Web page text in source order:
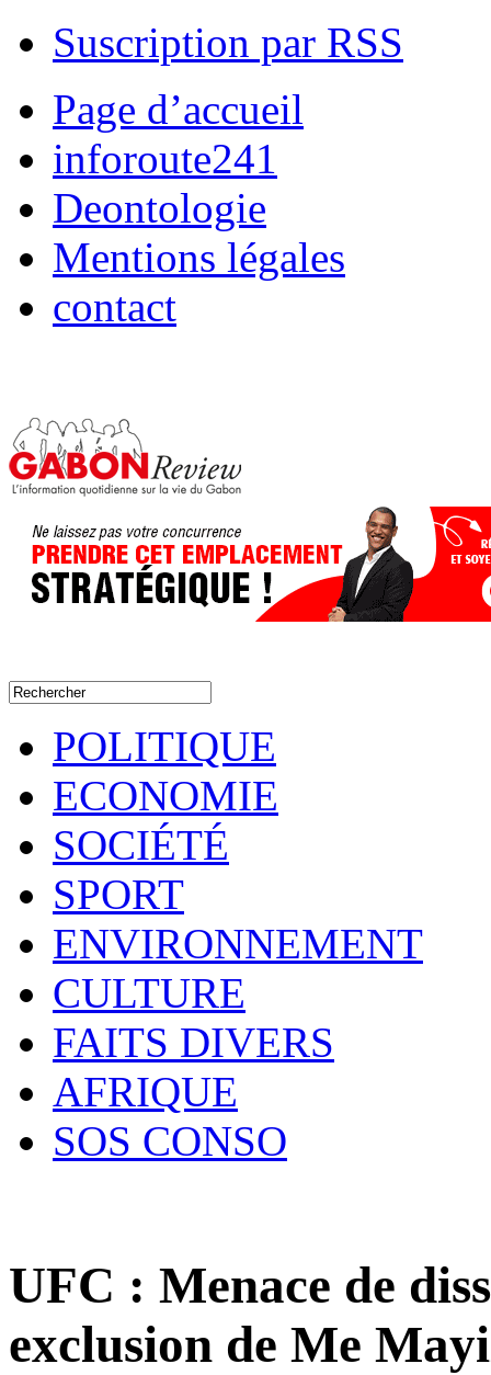
Suscription par RSS
Page d’accueil
inforoute241
Deontologie
Mentions légales
contact
POLITIQUE
ECONOMIE
SOCIÉTÉ
SPORT
ENVIRONNEMENT
CULTURE
FAITS DIVERS
AFRIQUE
SOS CONSO
UFC : Menace de
exclusion de Me